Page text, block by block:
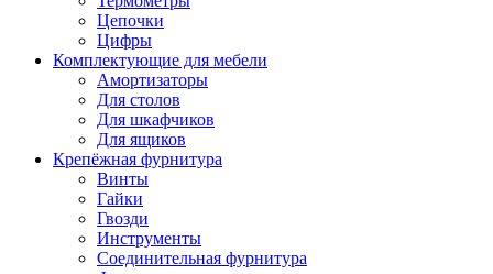
Цепочки
Цифры
Комплектующие для мебели
Амортизаторы
Для столов
Для шкафчиков
Для ящиков
Крепёжная фурнитура
Винты
Гайки
Гвозди
Инструменты
Соединительная фурнитура